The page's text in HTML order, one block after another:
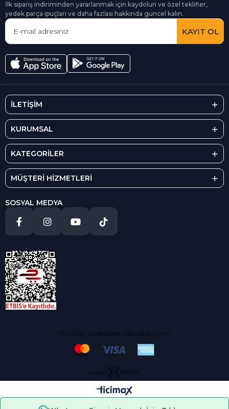
İlk sipariş indiriminden yararlanmak için kaydolun ve özel teklifler,
yedek parça ipuçları ve daha fazlası hakkında güncel kalın.
KAYIT OL
İLETİŞİM
KURUMSAL
KATEGORİLER
MÜŞTERİ HİZMETLERİ
SOSYAL MEDYA
© 2018, yedekparcabudur..com